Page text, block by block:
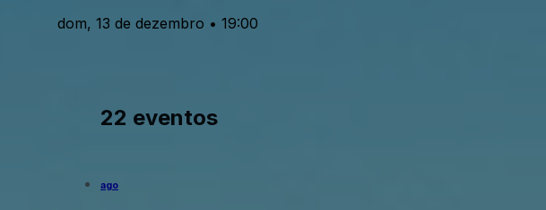
dom, 13 de dezembro • 19:00
22 eventos
ago